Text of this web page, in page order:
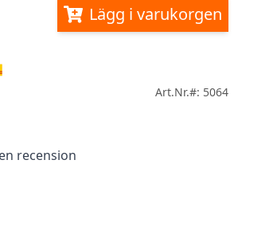
Lägg i varukorgen
Art.Nr.#: 5064
recension